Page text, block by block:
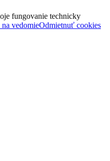
fungovanie technicky
vedomieOdmietnuť cookies